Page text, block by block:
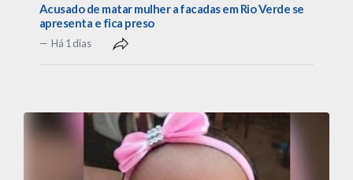
Acusado de matar mulher a facadas em Rio Verde se
apresenta e fica preso
Há 1 dias